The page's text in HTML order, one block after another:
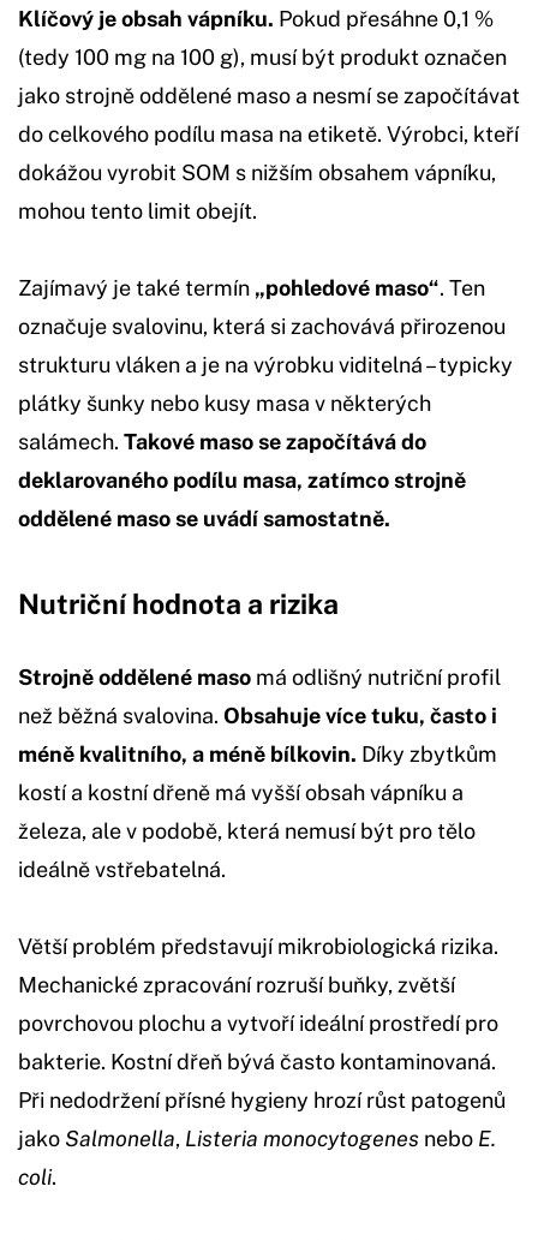
Klíčový je obsah vápníku. Pokud přesáhne 0,1 %
(tedy 100 mg na 100 g), musí být produkt označen
jako strojně oddělené maso a nesmí se započítávat
do celkového podílu masa na etiketě. Výrobci, kteří
dokážou vyrobit SOM s nižším obsahem vápníku,
mohou tento limit obejít.
Zajímavý je také termín „pohledové maso“. Ten
označuje svalovinu, která si zachovává přirozenou
strukturu vláken a je na výrobku viditelná – typicky
plátky šunky nebo kusy masa v některých
salámech. Takové maso se započítává do
deklarovaného podílu masa, zatímco strojně
oddělené maso se uvádí samostatně.
Nutriční hodnota a rizika
Strojně oddělené maso má odlišný nutriční profil
než běžná svalovina. Obsahuje více tuku, často i
méně kvalitního, a méně bílkovin. Díky zbytkům
kostí a kostní dřeně má vyšší obsah vápníku a
železa, ale v podobě, která nemusí být pro tělo
ideálně vstřebatelná.
Větší problém představují mikrobiologická rizika.
Mechanické zpracování rozruší buňky, zvětší
povrchovou plochu a vytvoří ideální prostředí pro
bakterie. Kostní dřeň bývá často kontaminovaná.
Při nedodržení přísné hygieny hrozí růst patogenů
jako Salmonella, Listeria monocytogenes nebo E.
coli.